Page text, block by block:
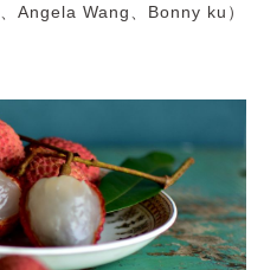
Angela Wang、Bonny ku）